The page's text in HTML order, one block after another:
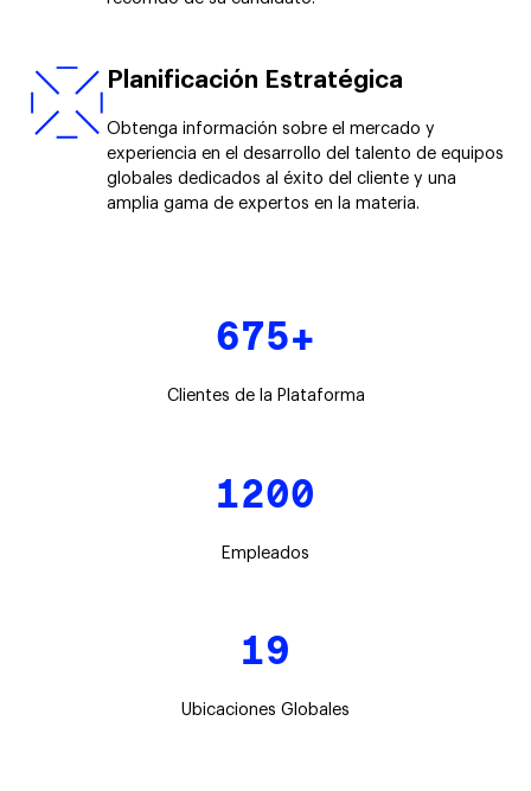
Planificación Estratégica
Obtenga información sobre el mercado y
experiencia en el desarrollo del talento de equipos
globales dedicados al éxito del cliente y una
amplia gama de expertos en la materia.
675+
Clientes de la Plataforma
1200
Empleados
19
Ubicaciones Globales